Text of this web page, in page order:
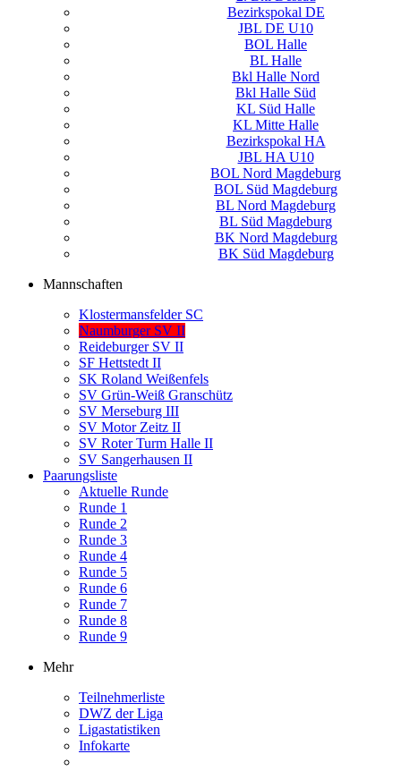
Bezirkspokal DE
JBL DE U10
BOL Halle
BL Halle
Bkl Halle Nord
Bkl Halle Süd
KL Süd Halle
KL Mitte Halle
Bezirkspokal HA
JBL HA U10
BOL Nord Magdeburg
BOL Süd Magdeburg
BL Nord Magdeburg
BL Süd Magdeburg
BK Nord Magdeburg
BK Süd Magdeburg
Mannschaften
Klostermansfelder SC
Naumburger SV II
Reideburger SV II
SF Hettstedt II
SK Roland Weißenfels
SV Grün-Weiß Granschütz
SV Merseburg III
SV Motor Zeitz II
SV Roter Turm Halle II
SV Sangerhausen II
Paarungsliste
Aktuelle Runde
Runde 1
Runde 2
Runde 3
Runde 4
Runde 5
Runde 6
Runde 7
Runde 8
Runde 9
Mehr
Teilnehmerliste
DWZ der Liga
Ligastatistiken
Infokarte